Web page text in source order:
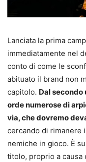
Lanciata la prima
immediatamente nel
conto di come le
abituato il brand non
capitolo. Dal
orde numerose di
via, che dovremo
cercando di rimanere
nemiche in gioco. È
titolo, proprio a causa